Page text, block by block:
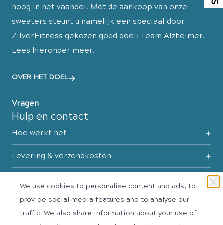
We use cookies to personalise content and ads, to
provide social media features and to analyse our
traffic. We also share information about your use of
hoog in het vaandel. Met de aankoop van onze
sweaters steunt u namelijk een speciaal door
ZilverFitness gekozen goed doel: Team Alzheimer.
Lees hieronder meer.
OVER HET DOEL
Vragen
Hulp en contact
Hoe werkt het
Levering & verzendkosten
Maattabel